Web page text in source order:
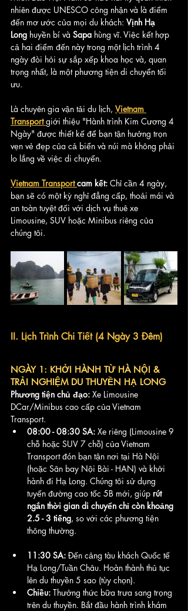
nhiên được UNESCO công nhận và là điểm
đến mơ ước của mọi du khách: Vịnh Hạ
Long huyền bí và Sapa hùng vĩ. Việc kết hợp
cả hai điểm đến này trong một lịch trình 4
ngày đòi hỏi sự sắp xếp khoa học và, quan
trọng nhất, là một phương tiện di chuyển tối
ưu.
Là chuyên gia vận tải du lịch, Vietnam
Transport giới thiệu "Hành trình Kim Cương 4
Ngày" được thiết kế để bạn tận hưởng trọn
vẹn vẻ đẹp của cả biển và núi mà không phải
lo lắng về việc di chuyển.
Vietnam Transport cam kết: Chỉ cần 4 ngày,
bạn sẽ có một kỳ nghỉ đẳng cấp, thoải mái và
an toàn tuyệt đối với dịch vụ thuê xe
Limousine, SUV hoặc Minibus riêng của
chúng tôi.
II. Lịch Trình Chi Tiết (4 Ngày 3 Đêm)
NGÀY 1: KHỞI HÀNH TỪ HÀ NỘI &
TRẢI NGHIỆM DU THUYỀN HẠ LONG
Phương tiện chủ đạo: Xe Limousine
DCar/Minibus cao cấp của Vietnam
Transport.
08:00 - 08:30 SA: Xe riêng (Limousine 9
chỗ hoặc SUV 7 chỗ) của Vietnam
Transport đón bạn tận nơi tại Hà Nội
(hoặc Sân bay Nội Bài - HAN) và khởi
hành đi Hạ Long. Chúng tôi sử dụng
tuyến đường cao tốc 5B mới, giúp rút
ngắn thời gian di chuyển chỉ còn khoảng
2.5 - 3 tiếng, so với các phương tiện
thông thường.
11:30 SA: Đến cảng tàu khách Quốc tế
Hạ Long/Tuần Châu. Hoàn thành thủ tục
lên du thuyền 5 sao (tùy chọn).
Chiều: Thưởng thức bữa trưa sang trọng
trên du thuyền. Bắt đầu hành trình khám